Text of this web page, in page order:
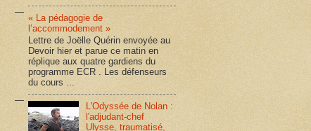
« La pédagogie de
l’accommodement »
Lettre de Joëlle Quérin envoyée au
Devoir hier et parue ce matin en
réplique aux quatre gardiens du
programme ECR . Les défenseurs
du cours ...
L'Odyssée de Nolan :
l'adjudant-chef
Ulysse, traumatisé,